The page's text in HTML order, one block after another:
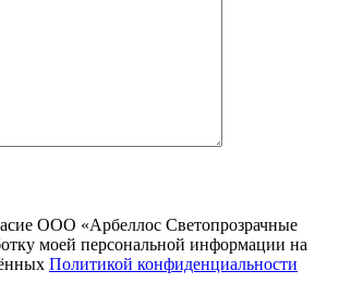
ООО «Арбеллос Светопрозрачные
моей персональной информации на
Политикой конфиденциальности